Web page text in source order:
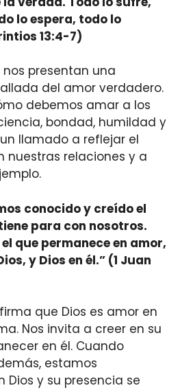
lo espera, todo lo
13:4-7)
nos presentan una
del amor verdadero.
debemos amar a los
bondad, humildad y
llamado a reflejar el
nuestras relaciones y a
conocido y creído el
para con nosotros.
el que permanece en amor,
y Dios en él.” (1 Juan
que Dios es amor en
Nos invita a creer en su
en él. Cuando
estamos
y su presencia se